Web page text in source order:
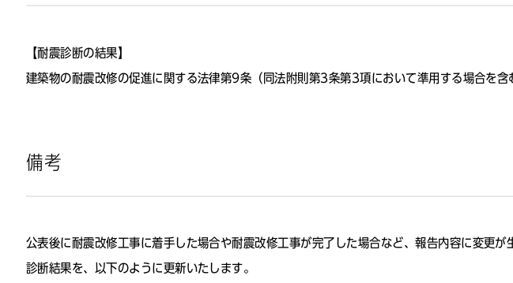
【耐震診断の結果】
建築物の耐震改修の促進に関する法律第9条（同法附則第3条第3項において準用する場合を含
備考
公表後に耐震改修工事に着手した場合や耐震改修工事が完了した場合など、報告内容に変更
診断結果を、以下のように更新いたします。